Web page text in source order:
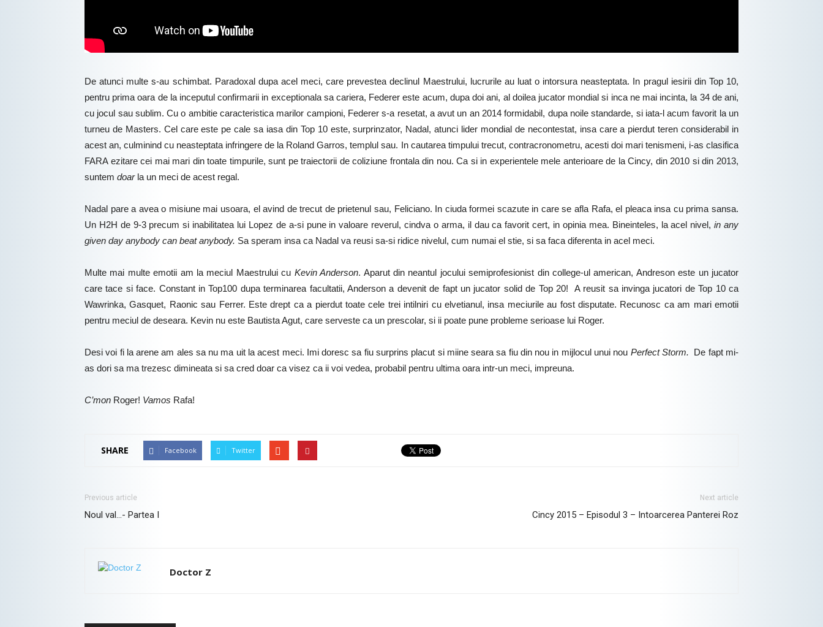
De atunci multe s-au schimbat. Paradoxal dupa acel meci, care prevestea declinul Maestrului, lucrurile au luat o intorsura neasteptata. In pragul iesirii din Top 10,
pentru prima oara de la inceputul confirmarii in exceptionala sa cariera, Federer este acum, dupa doi ani, al doilea jucator mondial si inca ne mai incinta, la 34 de ani,
cu jocul sau sublim. Cu o ambitie caracteristica marilor campioni, Federer s-a resetat, a avut un an 2014 formidabil, dupa noile standarde, si iata-l acum favorit la un
turneu de Masters. Cel care este pe cale sa iasa din Top 10 este, surprinzator, Nadal, atunci lider mondial de necontestat, insa care a pierdut teren considerabil in
acest an, culminind cu neasteptata infringere de la Roland Garros, templul sau. In cautarea timpului trecut, contracronometru, acesti doi mari tenismeni, i-as clasifica
FARA ezitare cei mai mari din toate timpurile, sunt pe traiectorii de coliziune frontala din nou. Ca si in experientele mele anterioare de la Cincy, din 2010 si din 2013,
suntem doarla un meci de acest regal.
Nadal pare a avea o misiune mai usoara, el avind de trecut de prietenul sau, Feliciano. In ciuda formei scazute in care se afla Rafa, el pleaca insa cu prima sansa.
Un H2H de 9-3 precum si inabilitatea lui Lopez de a-si pune in valoare reverul, cindva o arma, il dau ca favorit cert, in opinia mea. Bineinteles, la acel nivel,in any
given day anybody can beat anybody. Sa speram insa ca Nadal va reusi sa-si ridice nivelul, cum numai el stie, si sa faca diferenta in acel meci.
Multe mai multe emotii am la meciul Maestrului cu Kevin Anderson. Aparut din neantul jocului semiprofesionist din college-ul american, Andreson este un jucator
care tace si face. Constant in Top100 dupa terminarea facultatii, Anderson a devenit de fapt un jucator solid de Top 20! A reusit sa invinga jucatori de Top 10 ca
Wawrinka, Gasquet, Raonic sau Ferrer. Este drept ca a pierdut toate cele trei intilniri cu elvetianul, insa meciurile au fost disputate. Recunosc ca am mari emotii
pentru meciul de deseara. Kevin nu este Bautista Agut, care serveste ca un prescolar, si ii poate pune probleme serioase lui Roger.
Desi voi fi la arene am ales sa nu ma uit la acest meci. Imi doresc sa fiu surprins placut si miine seara sa fiu din nou in mijlocul unui nou Perfect Storm. De fapt mi-
as dori sa ma trezesc dimineata si sa cred doar ca visez ca ii voi vedea, probabil pentru ultima oara intr-un meci, impreuna.
C’mon Roger! Vamos Rafa!
SHARE Facebook Twitter
Previous article
Noul val…- Partea I
Next article
Cincy 2015 – Episodul 3 – Intoarcerea Panterei Roz
Doctor Z